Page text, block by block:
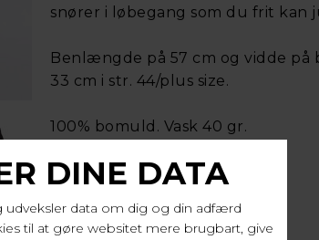
snører i løbegang som du frit kan
Benlængde på 57 cm og vidde på
33 cm i str. 44/plus size.
100% bomuld. Vask 40 gr.
Varenr. W10626 9999